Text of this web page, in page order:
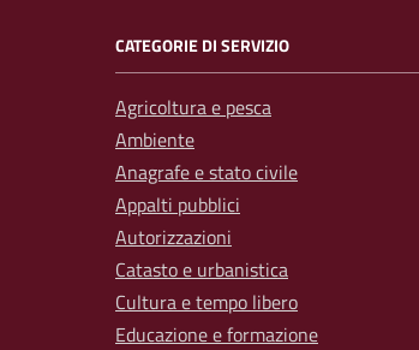
CATEGORIE DI SERVIZIO
Agricoltura e pesca
Ambiente
Anagrafe e stato civile
Appalti pubblici
Autorizzazioni
Catasto e urbanistica
Cultura e tempo libero
Educazione e formazione